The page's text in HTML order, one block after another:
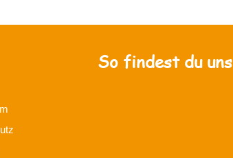
So findest du uns